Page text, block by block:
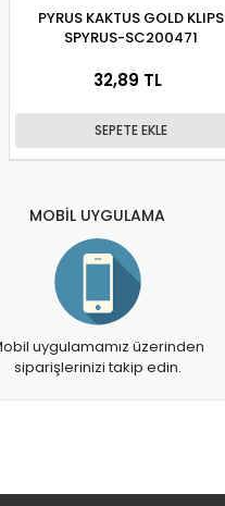
PYRUS KAKTUS GOLD KLIPS
SPYRUS-SC200471
32,89 TL
SEPETE EKLE
MOBİL UYGULAMA
uygulamamız üzerinden
siparişlerinizi takip edin.